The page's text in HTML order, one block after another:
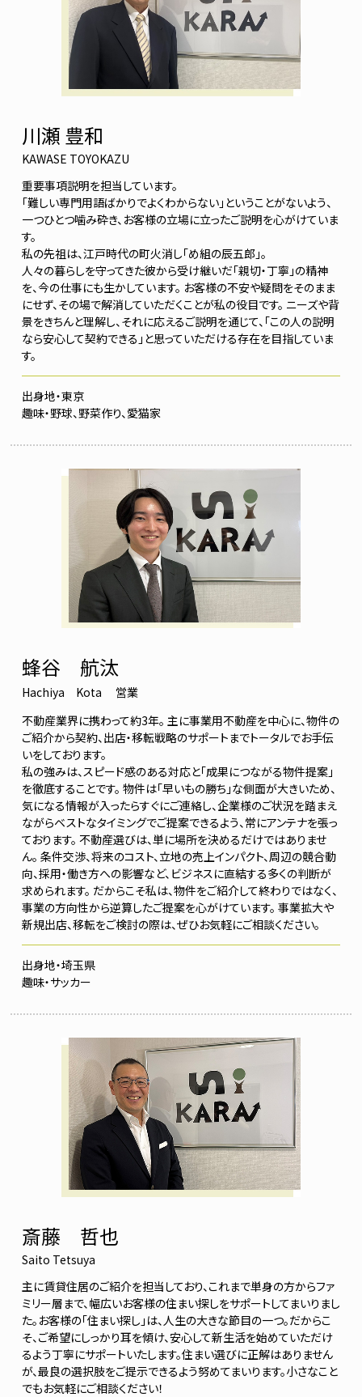
川瀬 豊和
KAWASE TOYOKAZU
重要事項説明を担当しています。
「難しい専門用語ばかりでよくわからない」ということがないよう、
一つひとつ噛み砕き、お客様の立場に立ったご説明を心がけていま
す。
私の先祖は、江戸時代の町火消し「め組の辰五郎」。
人々の暮らしを守ってきた彼から受け継いだ「親切・丁寧」の精神
を、今の仕事にも生かしています。 お客様の不安や疑問をそのまま
にせず、その場で解消していただくことが私の役目です。 ニーズや背
景をきちんと理解し、それに応えるご説明を通じて、「この人の説明
なら安心して契約できる」と思っていただける存在を目指していま
す。
東京
野球、野菜作り、愛猫家
蜂谷 航汰
Hachiya Kota
営業
不動産業界に携わって約3年。 主に事業用不動産を中心に、物件の
ご紹介から契約、出店・移転戦略のサポートまでトータルでお手伝
いをしております。
私の強みは、スピード感のある対応と「成果につながる物件提案」
を徹底することです。 物件は「早いもの勝ち」な側面が大きいため、
気になる情報が入ったらすぐにご連絡し、企業様のご状況を踏まえ
ながらベストなタイミングでご提案できるよう、常にアンテナを張っ
ております。 不動産選びは、単に場所を決めるだけではありませ
ん。 条件交渉、将来のコスト、立地の売上インパクト、周辺の競合動
向、採用・働き方への影響など、ビジネスに直結する多くの判断が
求められます。 だからこそ私は、物件をご紹介して終わりではなく、
事業の方向性から逆算したご提案を心がけています。 事業拡大や
新規出店、移転をご検討の際は、ぜひお気軽にご相談ください。
埼玉県
サッカー
斎藤 哲也
Saito Tetsuya
主に賃貸住居のご紹介を担当しており、これまで単身の方からファ
ミリー層まで、幅広いお客様の住まい探しをサポートしてまいりまし
た。お客様の「住まい探し」は、人生の大きな節目の一つ。だからこ
そ、ご希望にしっかり耳を傾け、安心して新生活を始めていただけ
るよう丁寧にサポートいたします。住まい選びに正解はありません
が、最良の選択肢をご提示できるよう努めてまいります。小さなこと
でもお気軽にご相談ください！